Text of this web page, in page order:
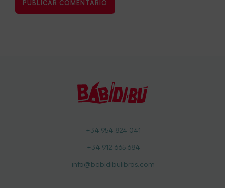
+34 954 824 041
+34 912 665 684
info@babidibulibros.com